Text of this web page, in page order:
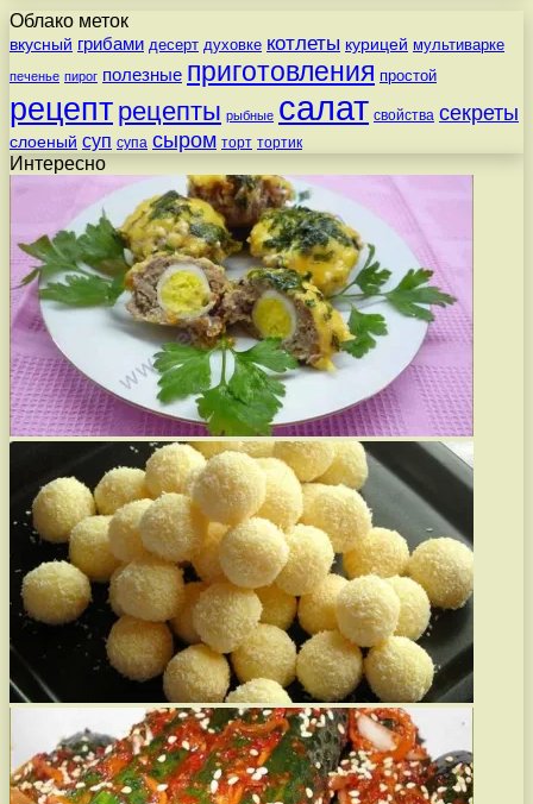
Облако меток
вкусный грибами десерт духовке котлеты курицей мультиварке
печенье пирог полезные приготовления простой
рецепт рецепты рыбные салат свойства секреты
слоеный суп супа сыром торт тортик
Интересно